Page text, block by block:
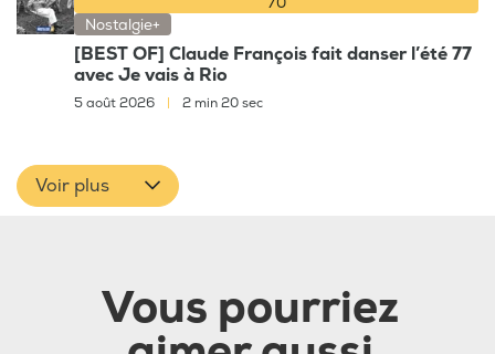
Nostalgie+
[BEST OF] Claude François fait danser l’été 77
avec Je vais à Rio
5 août 2026 2 min 20 sec
Voir plus
Vous pourriez